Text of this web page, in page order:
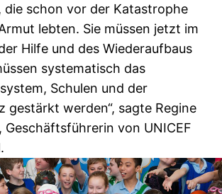
die schon vor der Katastrophe
lebten. Sie müssen jetzt im
Hilfe und des Wiederaufbaus
systematisch das
Schulen und der
gestärkt werden“, sagte Regine
Geschäftsführerin von UNICEF